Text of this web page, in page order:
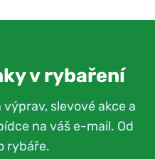
v rybaření
slevové akce a
na váš e-mail. Od
rybáře.